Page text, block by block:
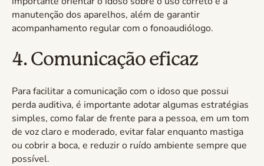
manutenção dos aparelhos, além de garantir
acompanhamento regular com o fonoaudiólogo.
4. Comunicação eficaz
Para facilitar a comunicação com o idoso que possui
perda auditiva, é importante adotar algumas estratégias
simples, como falar de frente para a pessoa, em um tom
de voz claro e moderado, evitar falar enquanto mastiga
ou cobrir a boca, e reduzir o ruído ambiente sempre que
possível.